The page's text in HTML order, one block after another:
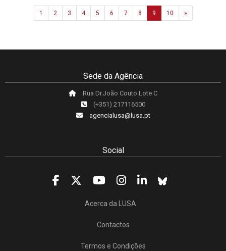
1 2 3 4 5 6 7 8 9 10 »Next
Sede da Agência
Rua Dr.João Couto Lote C
(+351) 217116500
agencialusa@lusa.pt
Social
Acerca da LUSA
Contactos
Termos e Condições